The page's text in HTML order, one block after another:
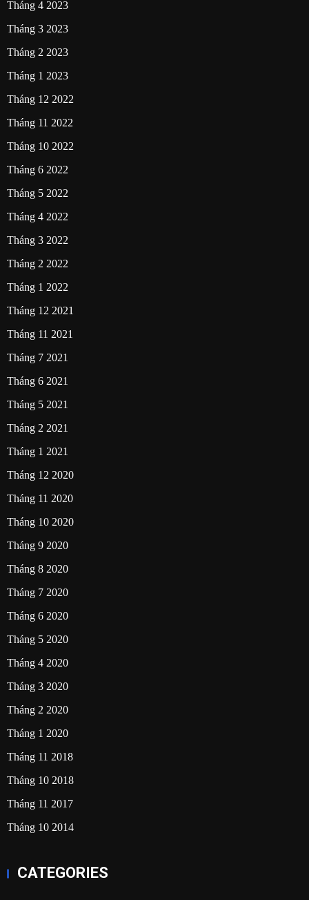
Tháng 4 2023
Tháng 3 2023
Tháng 2 2023
Tháng 1 2023
Tháng 12 2022
Tháng 11 2022
Tháng 10 2022
Tháng 6 2022
Tháng 5 2022
Tháng 4 2022
Tháng 3 2022
Tháng 2 2022
Tháng 1 2022
Tháng 12 2021
Tháng 11 2021
Tháng 7 2021
Tháng 6 2021
Tháng 5 2021
Tháng 2 2021
Tháng 1 2021
Tháng 12 2020
Tháng 11 2020
Tháng 10 2020
Tháng 9 2020
Tháng 8 2020
Tháng 7 2020
Tháng 6 2020
Tháng 5 2020
Tháng 4 2020
Tháng 3 2020
Tháng 2 2020
Tháng 1 2020
Tháng 11 2018
Tháng 10 2018
Tháng 11 2017
Tháng 10 2014
CATEGORIES